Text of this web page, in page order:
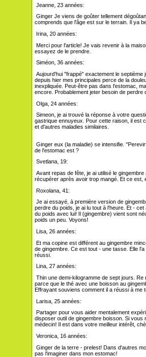
Jeanne, 23 années:
Ginger Je viens de goûter tellement
comprends que l'âge est sur le terrain. Il ya
Irina, 20 années:
Merci pour l'article! Je vais revenir à la
essayez de le prendre.
Siméon, 36 années:
Aujourd'hui "frappé" exactement le
depuis hier mes principales perce de la
inexpliquée. Peut-être pas dans l'estomac,
encore. Probablement jeter besoin de
Olga, 24 années:
Simeon, je ai trouvé la réponse à votre
gastrique ennuyeux. Pour cette raison, il est
et d'autres maladies similaires.
Ginger eux (la maladie) se intensifie.
de l'estomac est ?
Svetlana, 19:
Avant repas de fête, je ai utilisé le
récupérer après avoir trop mangé. Et ce est,
Roxolana, 41:
Je ai essayé, à première version de
perdre du poids, je ai lu tout à l'heure. Et -
du poids avec lui! Il (gingembre) vient sont
poids un peu. Voyons!
Lisa, 26 années:
Et ma copine est différent au gingembre
de gingembre. Ce est tout - une tasse. Elle
réussi.
Lina, 27 années:
Thin une demi-kilogramme de sept jours.
parce que le thé avec une boisson au
Effrayant souviens comment il a réussi à me
Larisa, 25 années:
Partager pour vous aider mentalement
disposer outil de gingembre boisson. Si
médecin! Il est dans votre meilleur intérêt,
Veronica, 16 années:
Ginger de la terre - prelest! Dans d'autres
pas l'imaginer dans mon estomac!